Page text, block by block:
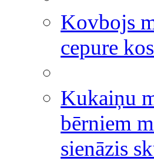
Kovbojs
cepure
Kukaiņu
bērniem
sienāzis